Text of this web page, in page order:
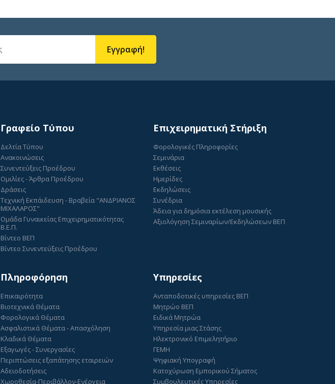
Εγγραφή!
Γραφείο Τύπου
Δελτία Τύπου
Ανακοινώσεις
Συνεντεύξεις Προέδρου
Ομιλίες - Άρθρα Προέδρου
Δράσεις
Τεχνική Εκπάιδευση - Βραβεία "ΑΝΔΡΙΑΝΟΣ
ΜΙΧΑΛΑΡΟΣ"
Ομάδα Γυναικείας Επιχειρηματικότητας
Β.Ε.Π.
Βίντεο ΒΕΠ
Βίντεο Συνεντεύξεις Προέδρου
Επιχειρηματική Στήριξη
Φορολογικές Πληροφορίες
Σεμινάρια
Εκθέσεις
Ημερίδες
Εκδηλώσεις
Συνέδρια
Άδεια για δημόσια εκτέλεση μουσικής
Αξιολόγηση Σεμιναρίων/Εκδηλώσεων ΒΕΠ
Πληροφόρηση
Επικαιρότητα
Βιοτεχνικά Θέματα
Φορολογικά Θέματα
Ασφαλιστικά Θέματα - Απασχόληση
Κλαδικά Θέματα
Εξαγωγές - Συνεργασίες
Περιπτώσεις εξαπάτησης εταιρειών
Αδειοδοτήσεις
Χωροθεσία-Περιβάλλον-Ενέργεια
Υπηρεσίες
Ανταποδοτικές υπηρεσίες ΒΕΠ
Μητρώο ΒΕΠ
Ειδικά Μητρώα
Υπηρεσία μιας Στάσης
Ηλεκτρονικό Επιμελητήριο
ΓΕΜΗ
Ψηφιακή Υπογραφή
Κατοχύρωση Εμπορικού Σήματος
Συμβουλευτικές Υπηρεσίες